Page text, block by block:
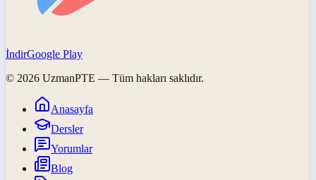
İndirGoogle Play
© 2026 UzmanPTE — Tüm hakları saklıdır.
Anasayfa
Dersler
Yorumlar
Blog